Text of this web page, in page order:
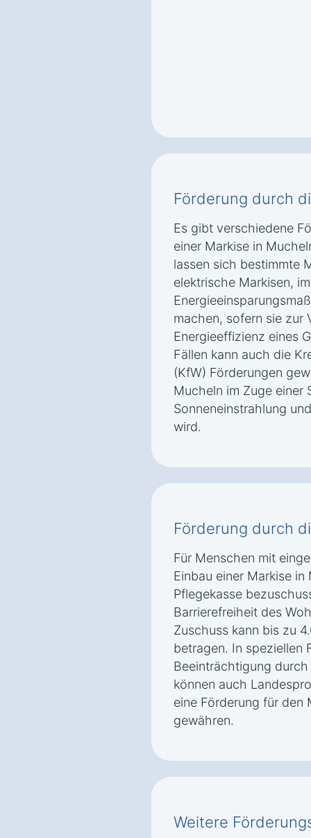
Förderung durch
Es gibt verschiedene
einer Markise in
lassen sich bestimmte
elektrische Markisen,
machen, sofern sie zur
Energieeffizienz eines
Fällen kann auch die
(KfW) Förderungen
Mucheln im Zuge einer
Sonneneinstrahlung
wird.
Förderung durch
Für Menschen mit
Einbau einer Markise
Pflegekasse
Barrierefreiheit des
Zuschuss kann bis zu
betragen. In speziellen
Beeinträchtigung
können auch
eine Förderung für den
gewähren.
Weitere